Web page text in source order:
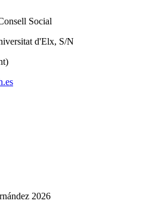
Social
d'Elx, S/N
2026